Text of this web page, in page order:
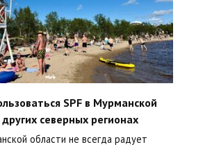
SPF в Мурманской
северных регионах
области не всегда радует